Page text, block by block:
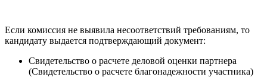
Если комиссия не выявила несоответствий требованиям, то
кандидату выдается подтверждающий документ:
Свидетельство о расчете деловой оценки партнера
(Свидетельство о расчете благонадежности участника)